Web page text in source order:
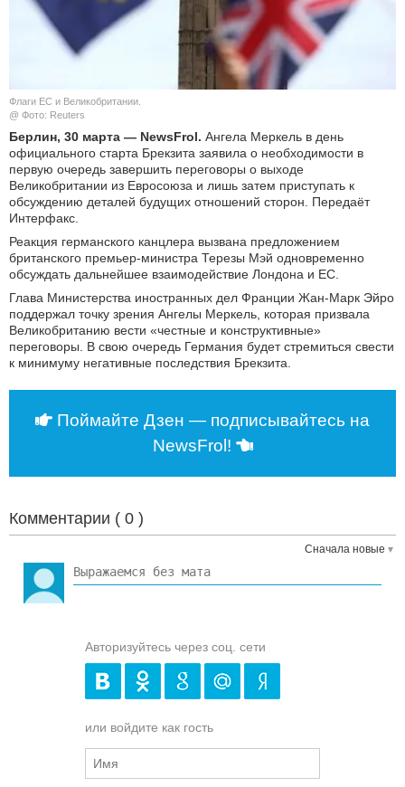
НАУКА
СПОРТ
АВТО И МОТО
Флаги ЕС и Великобритании.
@ Фото: Reuters
Берлин, 30 марта — NewsFrol. Ангела Меркель в день
официального старта Брекзита заявила о необходимости в
первую очередь завершить переговоры о выходе
Великобритании из Евросоюза и лишь затем приступать к
обсуждению деталей будущих отношений сторон. Передаёт
Интерфакс.
Реакция германского канцлера вызвана предложением
британского премьер-министра Терезы Мэй одновременно
обсуждать дальнейшее взаимодействие Лондона и ЕС.
Глава Министерства иностранных дел Франции Жан-Марк Эйро
поддержал точку зрения Ангелы Меркель, которая призвала
Великобританию вести «честные и конструктивные»
переговоры. В свою очередь Германия будет стремиться свести
к минимуму негативные последствия Брекзита.
Поймайте Дзен — подписывайтесь на
NewsFrol!
Комментарии ( 0 )
Сначала новые
Авторизуйтесь через соц. сети
или войдите как гость